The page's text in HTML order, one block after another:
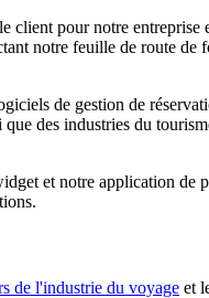
pour notre
notre feuille de route
de gestion de
des industries du
et notre application
de l'industrie du voyage et